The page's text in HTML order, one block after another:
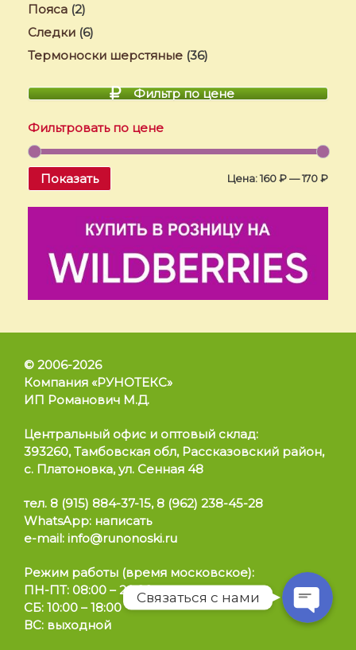
Пояса (2)
Следки (6)
Термоноски шерстяные (36)
Фильтр по цене
Фильтровать по цене
Показать Цена:160 ₽—170 ₽
© 2006-2026
Компания «РУНОТЕКС»
ИП Романович М.Д.
Центральный офис и оптовый склад:
393260, Тамбовская обл, Рассказовский район,
с. Платоновка, ул. Сенная 48
тел. 8 (915) 884-37-15, 8 (962) 238-45-28
WhatsApp: написать
e-mail: info@runonoski.ru
Режим работы (время московское):
ПН-ПТ: 08:00 – 20:00
СБ: 10:00 – 18:00
ВС: выходной
WhatsApp
Связаться с нами